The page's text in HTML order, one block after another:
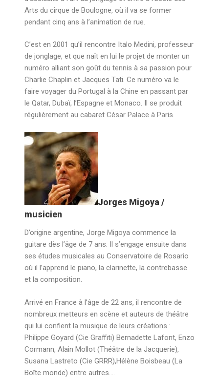
Arts du cirque de Boulogne, où il va se former
pendant cinq ans à l’animation de rue.
C’est en 2001 qu’il rencontre Italo Medini, professeur
de jonglage, et que naît en lui le projet de monter un
numéro alliant son goût du tennis à sa passion pour
Charlie Chaplin et Jacques Tati. Ce numéro va le
faire voyager du Portugal à la Chine en passant par
le Qatar, Dubaï, l’Espagne et Monaco. Il se produit
régulièrement au cabaret César Palace à Paris.
Jorges Migoya /
musicien
D’origine argentine, Jorge Migoya commence la
guitare dès l’âge de 7 ans. Il s’engage ensuite dans
ses études musicales au Conservatoire de Rosario
où il l’apprend le piano, la clarinette, la contrebasse
et la composition.
Arrivé en France à l’âge de 22 ans, il rencontre de
nombreux metteurs en scène et auteurs de théâtre
qui lui confient la musique de leurs créations :
Philippe Goyard (Cie Graffiti) Bernadette Lafont, Enzo
Cormann, Alain Mollot (Théâtre de la Jacquerie),
Susana Lastreto (Cie GRRR),Hélène Boisbeau (La
Boîte monde) entre autres….